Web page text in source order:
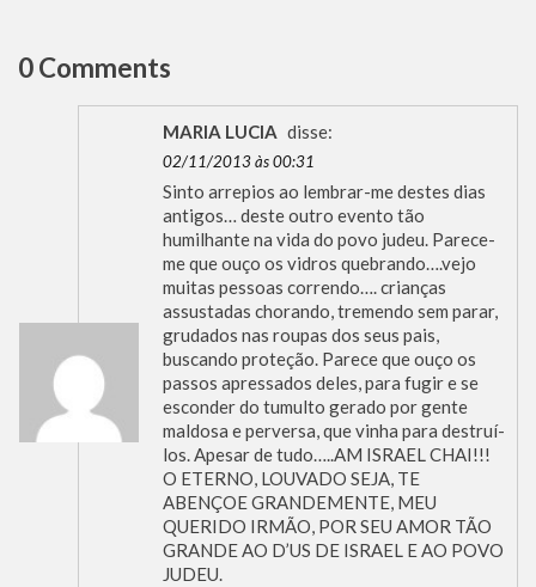
0 Comments
MARIA LUCIA disse:
02/11/2013 às 00:31
Sinto arrepios ao lembrar-me destes dias
antigos… deste outro evento tão
humilhante na vida do povo judeu. Parece-
me que ouço os vidros quebrando….vejo
muitas pessoas correndo…. crianças
assustadas chorando, tremendo sem parar,
grudados nas roupas dos seus pais,
buscando proteção. Parece que ouço os
passos apressados deles, para fugir e se
esconder do tumulto gerado por gente
maldosa e perversa, que vinha para destruí-
los. Apesar de tudo…..AM ISRAEL CHAI!!!
O ETERNO, LOUVADO SEJA, TE
ABENÇOE GRANDEMENTE, MEU
QUERIDO IRMÃO, POR SEU AMOR TÃO
GRANDE AO D’US DE ISRAEL E AO POVO
JUDEU.